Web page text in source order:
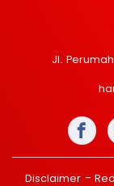
Jl.
Disclaimer